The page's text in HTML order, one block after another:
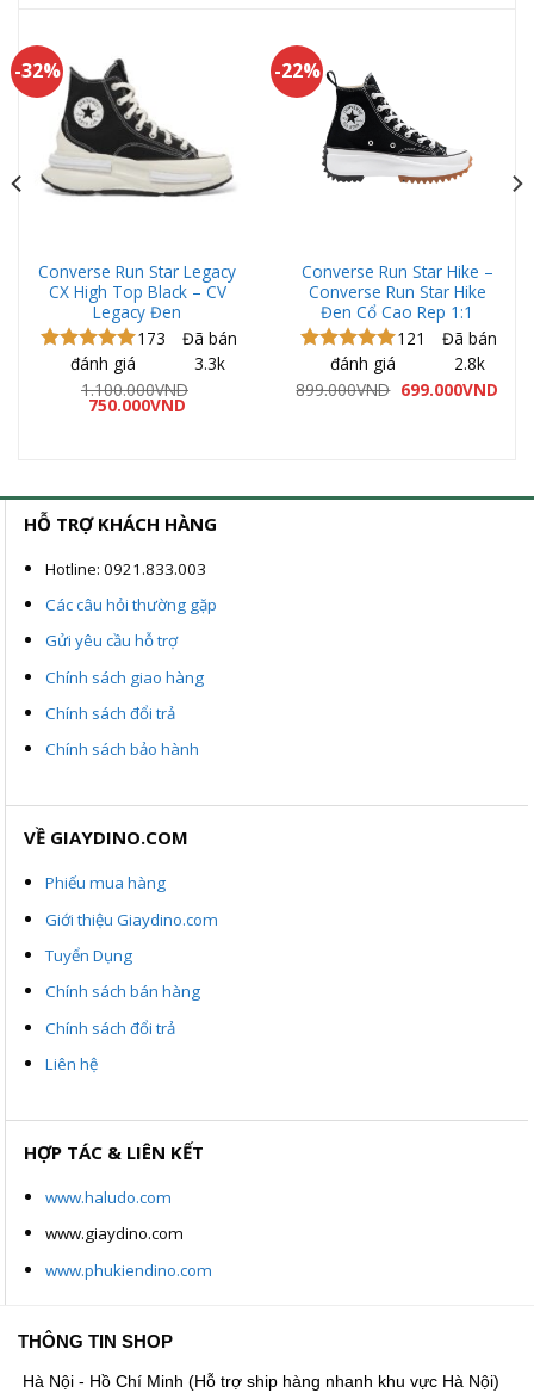
-32%
Converse Run Star Legacy
CX High Top Black – CV
Legacy Đen
Được xếp
hạng 5.00
173
đánh giá
Đã bán
3.3k
1.100.000VND
Giá
gốc
750.000VND
-22%
Converse Run Star Hike –
Converse Run Star Hike
Đen Cổ Cao Rep 1:1
Được xếp
hạng4.97
121
đánh giá
Đã bán
2.8k
899.000VND Giá
gốc
699.000VNDGiá
HỖ TRỢ KHÁCH HÀNG
Hotline: 0921.833.003
Các câu hỏi thường gặp
Gửi yêu cầu hỗ trợ
Chính sách giao hàng
Chính sách đổi trả
Chính sách bảo hành
VỀ GIAYDINO.COM
Phiếu mua hàng
Giới thiệu Giaydino.com
Tuyển Dụng
Chính sách bán hàng
Chính sách đổi trả
Liên hệ
HỢP TÁC & LIÊN KẾT
www.haludo.com
www.giaydino.com
www.phukiendino.com
THÔNG TIN SHOP
Hà Nội - Hồ Chí Minh (Hỗ trợ ship hàng nhanh khu vực Hà Nội)